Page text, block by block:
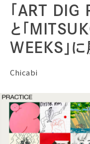
「ART DIG
と「
WEEKS」
Chicabi